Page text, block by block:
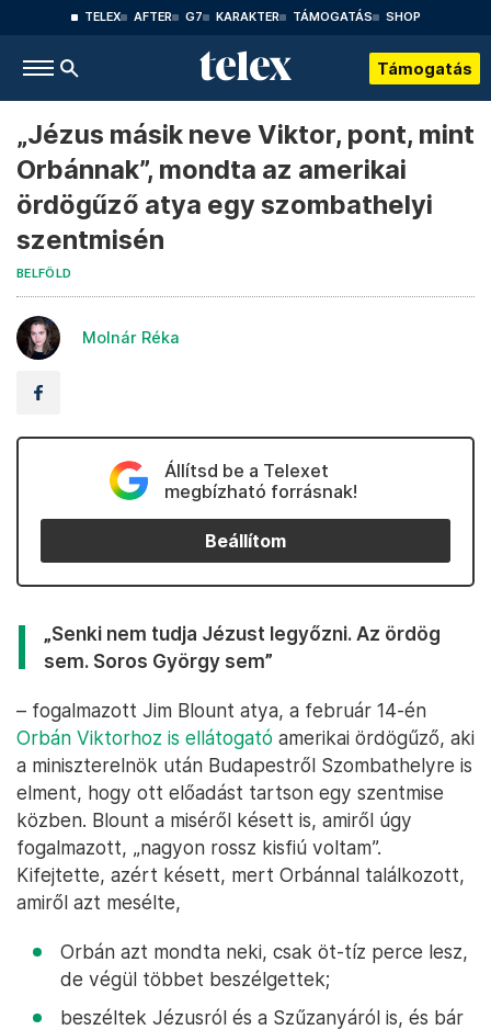
TELEX AFTER G7 KARAKTER TÁMOGATÁS SHOP
Támogatás
„Jézus másik neve Viktor, pont, mint
Orbánnak”, mondta az amerikai
ördögűző atya egy szombathelyi
szentmisén
BELFÖLD
Molnár Réka
Állítsd be a Telexet
megbízható forrásnak!
Beállítom
„Senki nem tudja Jézust legyőzni. Az ördög
sem. Soros György sem”
– fogalmazott Jim Blount atya, a február 14-én
Orbán Viktorhoz is ellátogató amerikai ördögűző, aki
a miniszterelnök után Budapestről Szombathelyre is
elment, hogy ott előadást tartson egy szentmise
közben. Blount a miséről késett is, amiről úgy
fogalmazott, „nagyon rossz kisfiú voltam”.
Kifejtette, azért késett, mert Orbánnal találkozott,
amiről azt mesélte,
Orbán azt mondta neki, csak öt-tíz perce lesz,
de végül többet beszélgettek;
beszéltek Jézusról és a Szűzanyáról is, és bár